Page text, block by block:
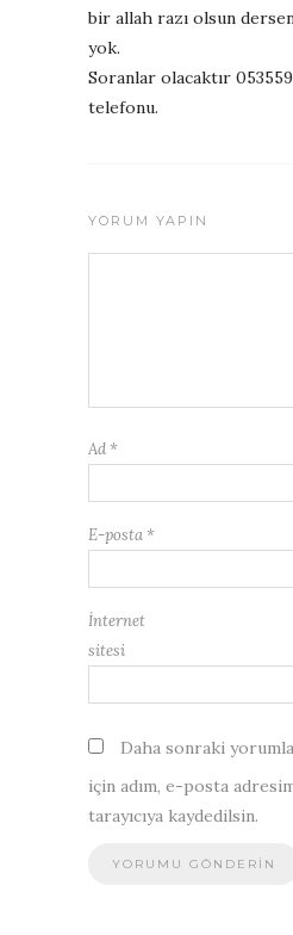
bir allah razı olsun
yok.
Soranlar olacaktır
telefonu.
YORUM YAPIN
Ad *
E-posta *
İnternet
sitesi
Daha sonraki
için adım, e-posta
tarayıcıya kaydedilsin.